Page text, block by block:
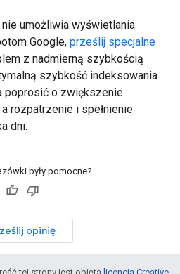
umożliwia wyświetlania
Google, prześlij specjalne
z nadmierną szybkością
szybkość indeksowania
poprosić o zwiększenie
rozpatrzenie i spełnienie
dni.
były pomocne?
opinię